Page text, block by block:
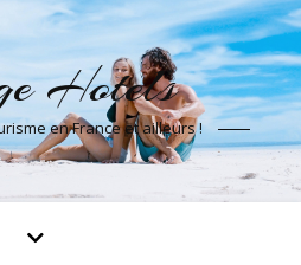
Hotels
en France et ailleurs !